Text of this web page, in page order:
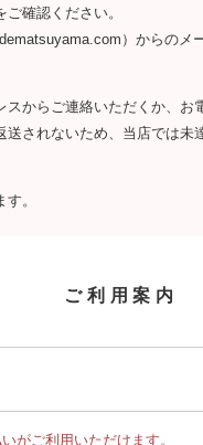
確認ください。
）からの
からご連絡いただくか、お
されないため、当店では
。
ご利用案内
がご利用いただけます。